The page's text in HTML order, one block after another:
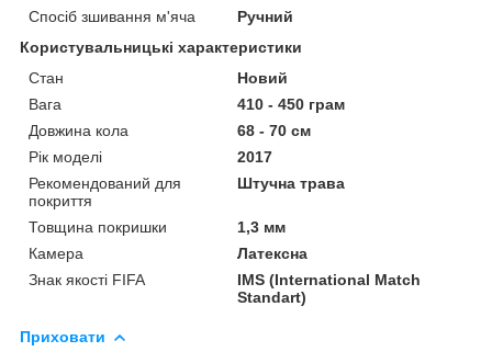
Спосіб зшивання м'яча
Ручний
Користувальницькі характеристики
Стан
Новий
Вага
410 - 450 грам
Довжина кола
68 - 70 см
Рік моделі
2017
Рекомендований для
покриття
Штучна трава
Товщина покришки
1,3 мм
Камера
Латексна
Знак якості FIFA
IMS (International Match
Standart)
Приховати